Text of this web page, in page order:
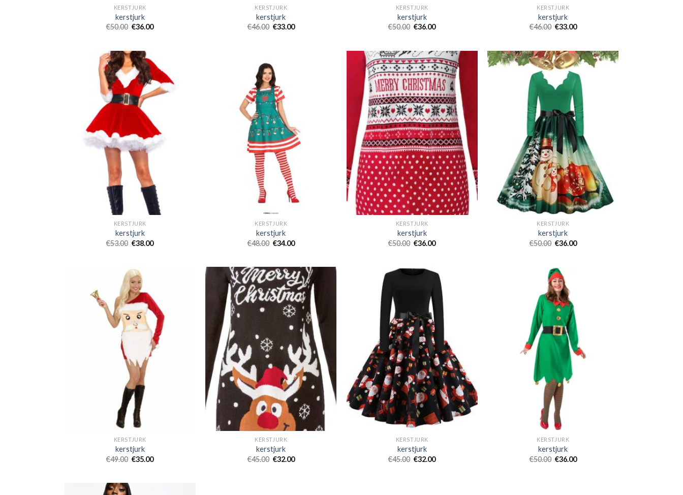
KERSTJURK
kerstjurk
€50.00 €36.00
KERSTJURK
kerstjurk
€46.00 €33.00
KERSTJURK
kerstjurk
€50.00 €36.00
KERSTJURK
kerstjurk
€46.00 €33.00
KERSTJURK
kerstjurk
€53.00 €38.00
KERSTJURK
kerstjurk
€48.00 €34.00
KERSTJURK
kerstjurk
€50.00 €36.00
KERSTJURK
kerstjurk
€50.00 €36.00
KERSTJURK
kerstjurk
€49.00 €35.00
KERSTJURK
kerstjurk
€45.00 €32.00
KERSTJURK
kerstjurk
€45.00 €32.00
KERSTJURK
kerstjurk
€50.00 €36.00